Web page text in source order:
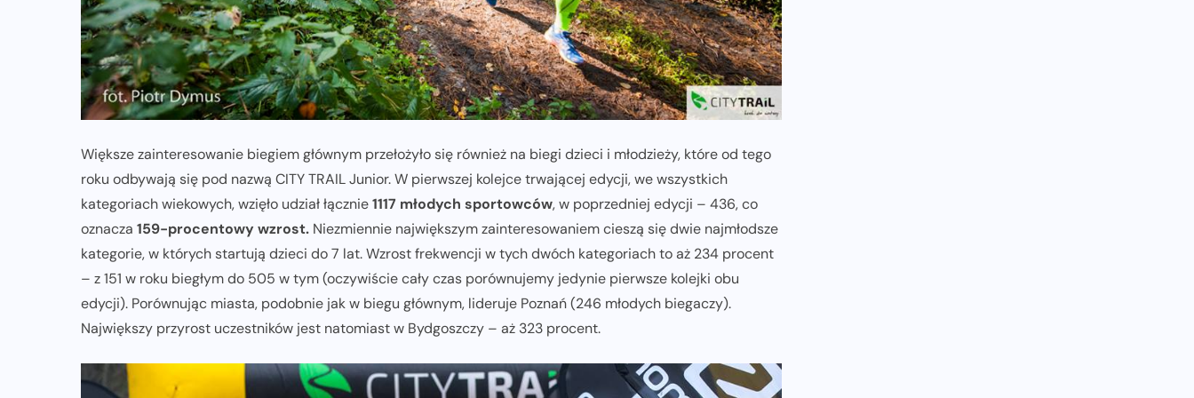
Większe zainteresowanie biegiem głównym przełożyło się również na biegi dzieci i młodzieży, które od tego
roku odbywają się pod nazwą CITY TRAIL Junior. W pierwszej kolejce trwającej edycji, we wszystkich
kategoriach wiekowych, wzięło udział łącznie1117 młodych sportowców, w poprzedniej edycji – 436, co
oznacza 159-procentowy wzrost. Niezmiennie największym zainteresowaniem cieszą się dwie najmłodsze
kategorie, w których startują dzieci do 7 lat. Wzrost frekwencji w tych dwóch kategoriach to aż 234 procent
– z 151 w roku biegłym do 505 w tym (oczywiście cały czas porównujemy jedynie pierwsze kolejki obu
edycji). Porównując miasta, podobnie jak w biegu głównym, lideruje Poznań (246 młodych biegaczy).
Największy przyrost uczestników jest natomiast w Bydgoszczy – aż 323 procent.